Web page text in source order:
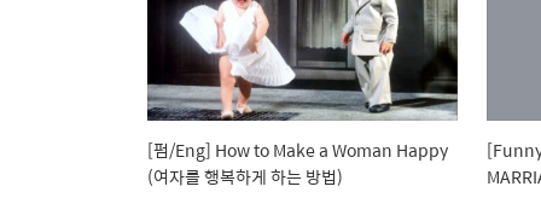
[펌/Eng] How to Make a Woman Happy
(여자를 행복하게 하는 방법)